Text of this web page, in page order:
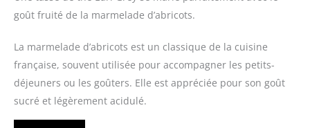
goût fruité de la marmelade d’abricots.
La marmelade d’abricots est un classique de la cuisine
française, souvent utilisée pour accompagner les petits-
déjeuners ou les goûters. Elle est appréciée pour son goût
sucré et légèrement acidulé.